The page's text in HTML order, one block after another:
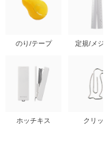
のり/テープ
ホッチキス
定規/メジ
クリップ